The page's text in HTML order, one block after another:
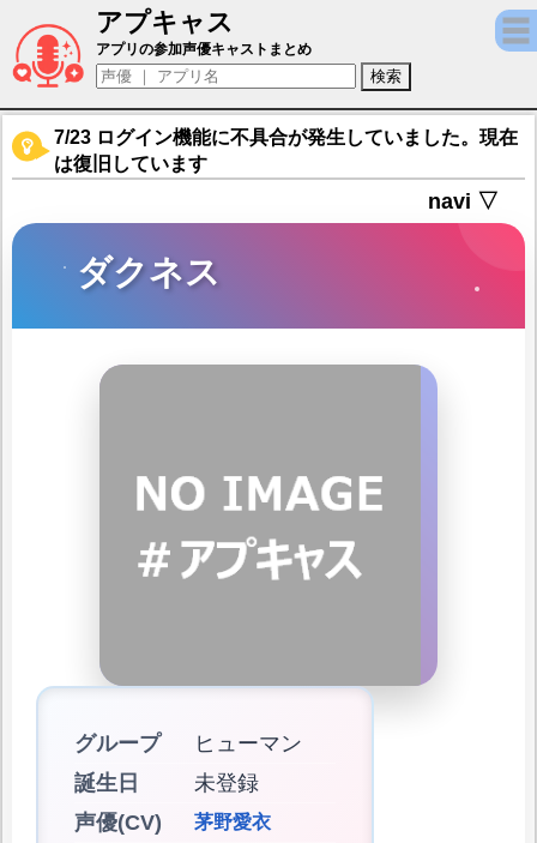
アプキャス
ダクネス（声優：茅野愛衣)【キャラバンス
アプリの参加声優キャストまとめ
7/23 ログイン機能に不具合が発生していました。現在
は復旧しています
navi ▽
ダクネス
グループ
ヒューマン
誕生日
未登録
声優(CV)
茅野愛衣